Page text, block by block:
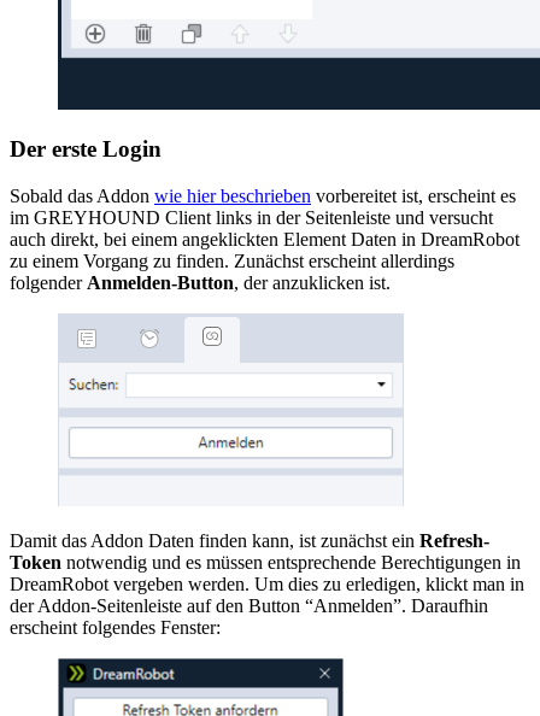
Der erste Login
Sobald das Addon wie hier beschrieben vorbereitet ist, erscheint es
im GREYHOUND Client links in der Seitenleiste und versucht
auch direkt, bei einem angeklickten Element Daten in DreamRobot
zu einem Vorgang zu finden. Zunächst erscheint allerdings
folgender Anmelden-Button, der anzuklicken ist.
Damit das Addon Daten finden kann, ist zunächst ein Refresh-
Token notwendig und es müssen entsprechende Berechtigungen in
DreamRobot vergeben werden. Um dies zu erledigen, klickt man in
der Addon-Seitenleiste auf den Button “Anmelden”. Daraufhin
erscheint folgendes Fenster: